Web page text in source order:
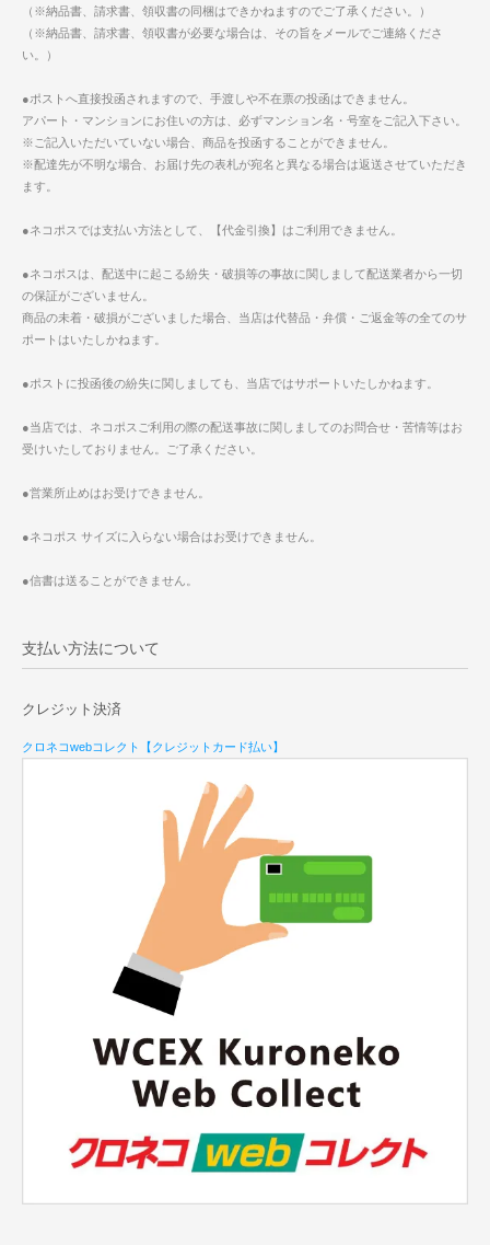
（※納品書、請求書、領収書の同梱はできかねますのでご了承ください。）
（※納品書、請求書、領収書が必要な場合は、その旨をメールでご連絡くださ
い。）
●ポストへ直接投函されますので、手渡しや不在票の投函はできません。
アパート・マンションにお住いの方は、必ずマンション名・号室をご記入下さい。
※ご記入いただいていない場合、商品を投函することができません。
※配達先が不明な場合、お届け先の表札が宛名と異なる場合は返送させていただき
ます。
●ネコポスでは支払い方法として、【代金引換】はご利用できません。
●ネコポスは、配送中に起こる紛失・破損等の事故に関しまして配送業者から一切
の保証がございません。
商品の未着・破損がございました場合、当店は代替品・弁償・ご返金等の全てのサ
ポートはいたしかねます。
●ポストに投函後の紛失に関しましても、当店ではサポートいたしかねます。
●当店では、ネコポスご利用の際の配送事故に関しましてのお問合せ・苦情等はお
受けいたしておりません。ご了承ください。
●営業所止めはお受けできません。
●ネコポス サイズに入らない場合はお受けできません。
●信書は送ることができません。
支払い方法について
クレジット決済
クロネコwebコレクト【クレジットカード払い】